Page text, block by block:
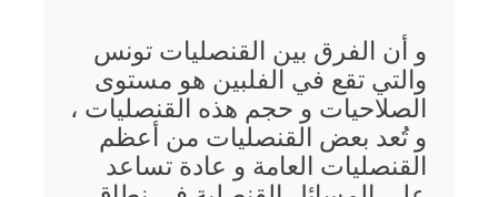
و أن الفرق بين القنصليات تونس
والتي تقع في الفلبين هو مستوى
الصلاحيات و حجم هذه القنصليات ،
و تُعد بعض القنصليات من أعظم
القنصليات العامة و عادة تساعد